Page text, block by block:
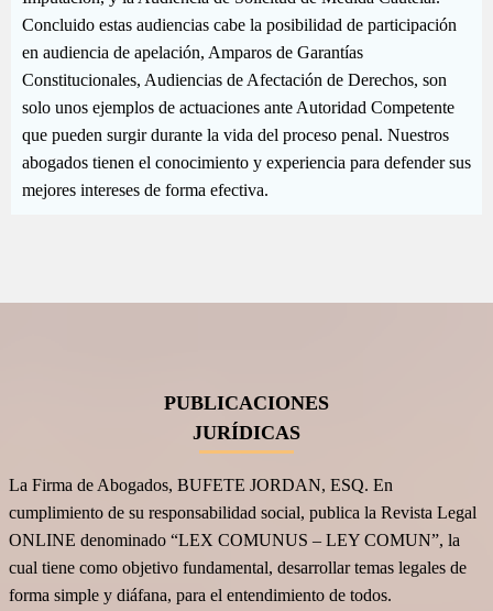
Concluido estas audiencias cabe la posibilidad de participación
en audiencia de apelación, Amparos de Garantías
Constitucionales, Audiencias de Afectación de Derechos, son
solo unos ejemplos de actuaciones ante Autoridad Competente
que pueden surgir durante la vida del proceso penal. Nuestros
abogados tienen el conocimiento y experiencia para defender sus
mejores intereses de forma efectiva.
PUBLICACIONES
JURÍDICAS
La Firma de Abogados, BUFETE JORDAN, ESQ. En
cumplimiento de su responsabilidad social, publica la Revista Legal
ONLINE denominado “LEX COMUNUS – LEY COMUN”, la
cual tiene como objetivo fundamental, desarrollar temas legales de
forma simple y diáfana, para el entendimiento de todos.